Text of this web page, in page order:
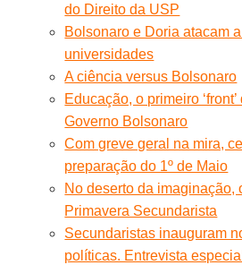
do Direito da USP
Bolsonaro e Doria atacam
universidades
A ciência versus Bolsonaro
Educação, o primeiro
Governo Bolsonaro
Com greve geral na mira,
preparação do 1º de Maio
No deserto da imaginação,
Primavera Secundarista
Secundaristas inauguram
políticas. Entrevista